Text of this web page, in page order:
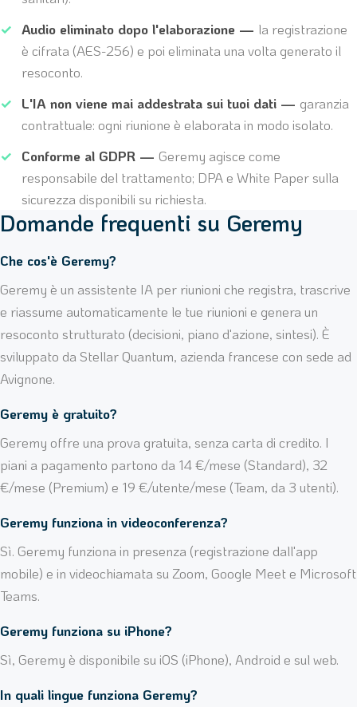
Audio eliminato dopo l'elaborazione — la registrazione
è cifrata (AES-256) e poi eliminata una volta generato il
resoconto.
L'IA non viene mai addestrata sui tuoi dati — garanzia
contrattuale: ogni riunione è elaborata in modo isolato.
Conforme al GDPR — Geremy agisce come
responsabile del trattamento; DPA e White Paper sulla
sicurezza disponibili su richiesta.
Domande frequenti su Geremy
Che cos'è Geremy?
Geremy è un assistente IA per riunioni che registra, trascrive
e riassume automaticamente le tue riunioni e genera un
resoconto strutturato (decisioni, piano d'azione, sintesi). È
sviluppato da Stellar Quantum, azienda francese con sede ad
Avignone.
Geremy è gratuito?
Geremy offre una prova gratuita, senza carta di credito. I
piani a pagamento partono da 14 €/mese (Standard), 32
€/mese (Premium) e 19 €/utente/mese (Team, da 3 utenti).
Geremy funziona in videoconferenza?
Sì. Geremy funziona in presenza (registrazione dall'app
mobile) e in videochiamata su Zoom, Google Meet e Microsoft
Teams.
Geremy funziona su iPhone?
Sì, Geremy è disponibile su iOS (iPhone), Android e sul web.
In quali lingue funziona Geremy?